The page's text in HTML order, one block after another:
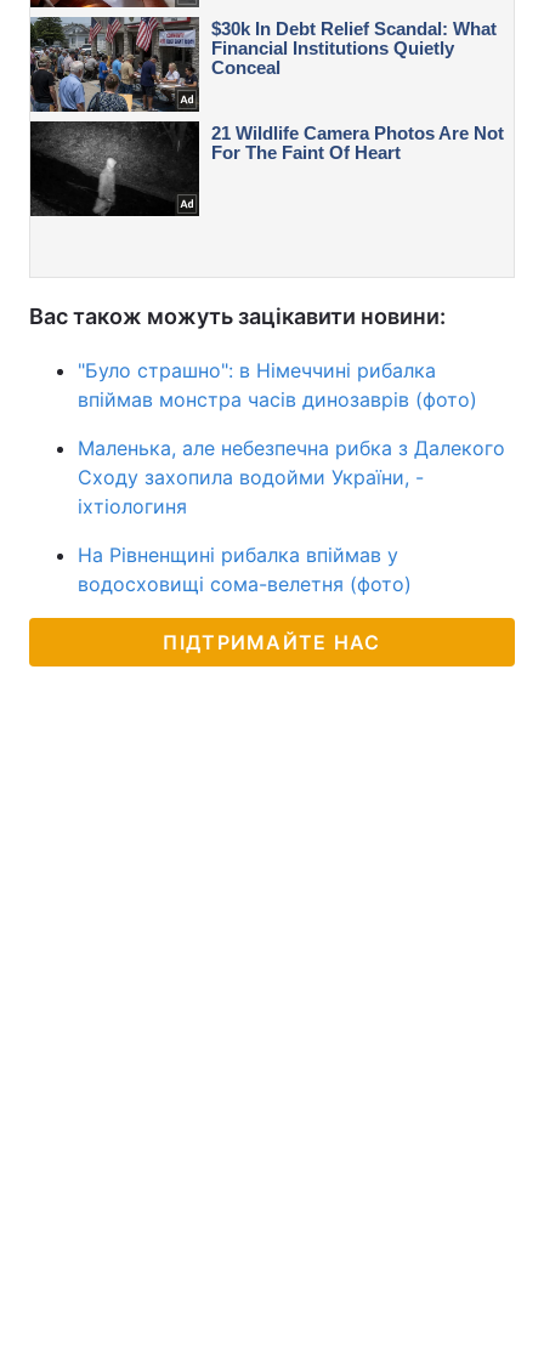
Вас також можуть зацікавити новини:
"Було страшно": в Німеччині рибалка
впіймав монстра часів динозаврів (фото)
Маленька, але небезпечна рибка з Далекого
Сходу захопила водойми України, -
іхтіологиня
На Рівненщині рибалка впіймав у
водосховищі сома-велетня (фото)
ПІДТРИМАЙТЕ НАС